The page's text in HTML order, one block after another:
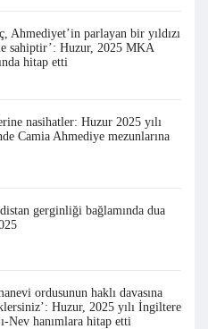
Ahmediyet’in parlayan bir yıldızı
sahiptir’: Huzur, 2025 MKA
hitap etti
nasihatler: Huzur 2025 yılı
Camia Ahmediye mezunlarına
gerginliği bağlamında dua
ordusunun haklı davasına
Huzur, 2025 yılı İngiltere
Nev hanımlara hitap etti